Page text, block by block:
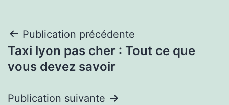
Navigation
de
Publication précédente
Taxi lyon pas cher : Tout ce que
vous devez savoir
Publication suivante